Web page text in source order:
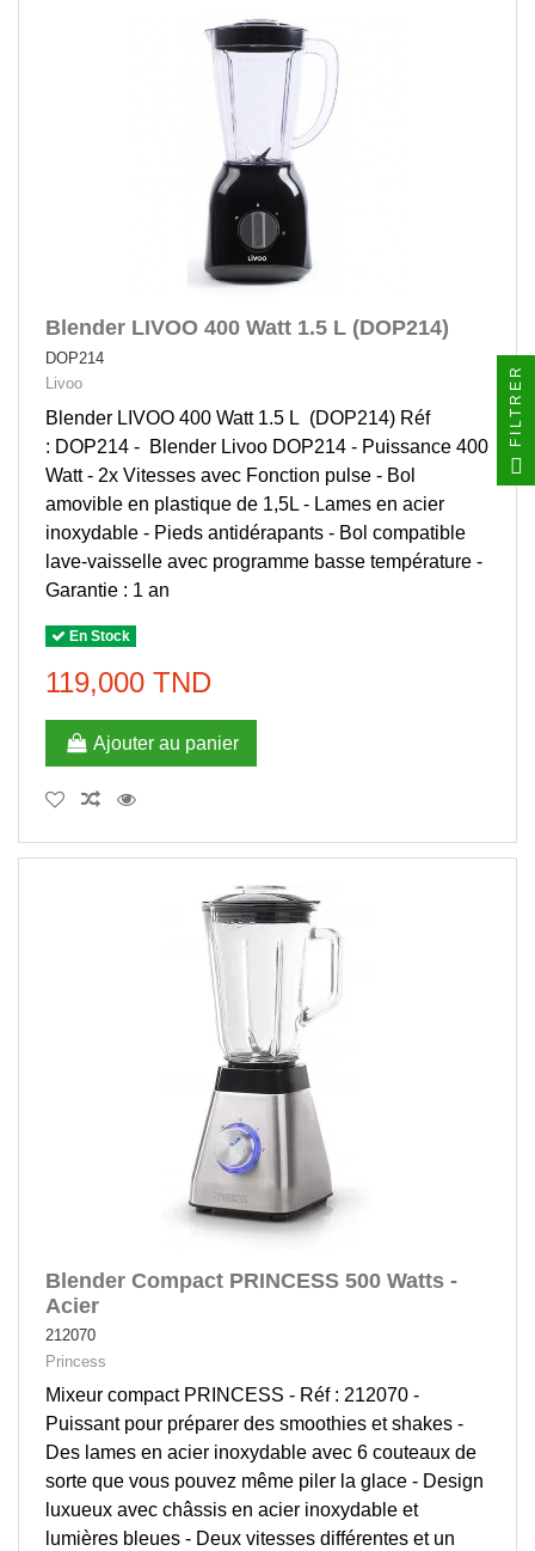
Blender LIVOO 400 Watt 1.5 L (DOP214)
DOP214
Livoo
Blender LIVOO 400 Watt 1.5 L (DOP214) Réf
: DOP214 - Blender Livoo DOP214 - Puissance 400
Watt - 2x Vitesses avec Fonction pulse - Bol
amovible en plastique de 1,5L - Lames en acier
inoxydable - Pieds antidérapants - Bol compatible
lave-vaisselle avec programme basse température -
Garantie : 1 an
En Stock
119,000 TND
Ajouter au panier
Blender Compact PRINCESS 500 Watts -
Acier
212070
Princess
Mixeur compact PRINCESS - Réf : 212070 -
Puissant pour préparer des smoothies et shakes -
Des lames en acier inoxydable avec 6 couteaux de
sorte que vous pouvez même piler la glace - Design
luxueux avec châssis en acier inoxydable et
lumières bleues - Deux vitesses différentes et un
FILTRER